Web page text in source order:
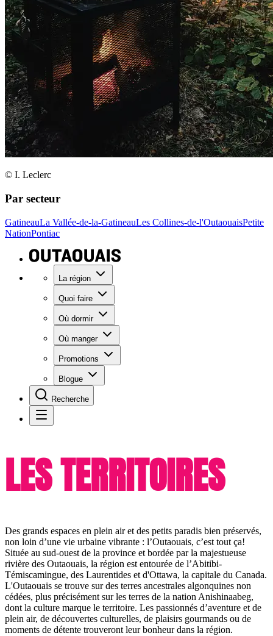
© I. Leclerc
Par secteur
GatineauLa Vallée-de-la-GatineauLes Collines-de-l'OutaouaisPetite
NationPontiac
La région
Quoi faire
Où dormir
Où manger
Promotions
Blogue
Recherche
LES TERRITOIRES
Des grands espaces en plein air et des petits paradis bien préservés,
non loin d’une vie urbaine vibrante : l’Outaouais, c’est tout ça!
Située au sud-ouest de la province et bordée par la majestueuse
rivière des Outaouais, la région est entourée de l’Abitibi-
Témiscamingue, des Laurentides et d'Ottawa, la capitale du Canada.
L'Outaouais se trouve sur des terres ancestrales algonquines non
cédées, plus précisément sur les terres de la nation Anishinaabeg,
dont la culture marque le territoire. Les passionnés d’aventure et de
plein air, de découvertes culturelles, de plaisirs gourmands ou de
moments de détente trouveront leur bonheur dans la région.